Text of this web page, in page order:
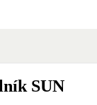
SUN